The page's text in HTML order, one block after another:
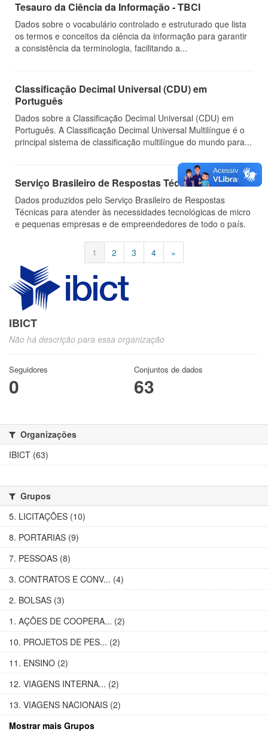
Tesauro da Ciência da Informação - TBCI
Dados sobre o vocabulário controlado e estruturado que lista
os termos e conceitos da ciência da informação para garantir
a consistência da terminologia, facilitando a...
Classificação Decimal Universal (CDU) em
Português
Dados sobre a Classificação Decimal Universal (CDU) em
Português. A Classificação Decimal Universal Multilíngue é o
principal sistema de classificação multilíngue do mundo para...
Serviço Brasileiro de Respostas Técnicas
Dados produzidos pelo Serviço Brasileiro de Respostas
Técnicas para atender às necessidades tecnológicas de micro
e pequenas empresas e de empreendedores de todo o país.
1 2 3 4 »
IBICT
Não há descrição para essa organização
Seguidores
0
Conjuntos de dados
63
Organizações
IBICT (63)
Grupos
5. LICITAÇÕES (10)
8. PORTARIAS (9)
7. PESSOAS (8)
3. CONTRATOS E CONV... (4)
2. BOLSAS (3)
1. AÇÕES DE COOPERA... (2)
10. PROJETOS DE PES... (2)
11. ENSINO (2)
12. VIAGENS INTERNA... (2)
13. VIAGENS NACIONAIS (2)
Mostrar mais Grupos